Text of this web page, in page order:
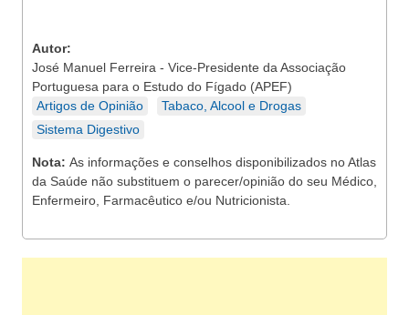
Autor:
José Manuel Ferreira - Vice-Presidente da Associação
Portuguesa para o Estudo do Fígado (APEF)
Artigos de Opinião
Tabaco, Alcool e Drogas
Sistema Digestivo
Nota: As informações e conselhos disponibilizados no Atlas
da Saúde não substituem o parecer/opinião do seu Médico,
Enfermeiro, Farmacêutico e/ou Nutricionista.